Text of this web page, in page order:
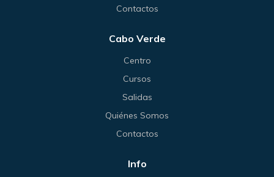
Contactos
Cabo Verde
Centro
Cursos
Salidas
Quiénes Somos
Contactos
Info